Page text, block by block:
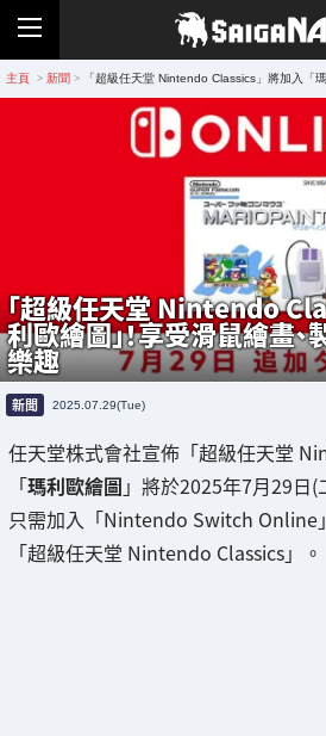
主頁 > 新聞 > 「超級任天堂 Nintendo Classics」將加入「
「超級任天堂 Nintendo
利歐繪圖」！享受滑鼠繪畫
樂趣
新聞 2025.07.29(Tue)
任天堂株式會社宣佈「超級任天堂
「瑪利歐繪圖 」將於2025年7月29日(
只需加入「Nintendo Switch Online
「超級任天堂 Nintendo Classics」。